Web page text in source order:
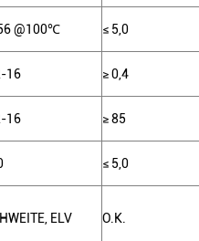
@100℃ ≤ 5,0
16 ≥ 0,4
16 ≥ 85
≤ 5,0
ELV O.K.